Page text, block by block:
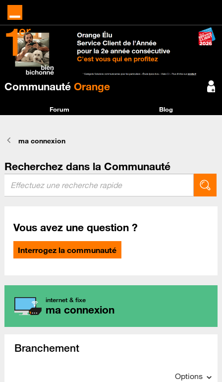
Communauté Orange
Forum Blog
ma connexion
Recherchez dans la Communauté
Vous avez une question ?
Interrogez la communauté
internet & fixe
ma connexion
Branchement
Options